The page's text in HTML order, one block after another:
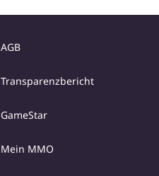
AGB
Transparenzbericht
GameStar
Mein MMO